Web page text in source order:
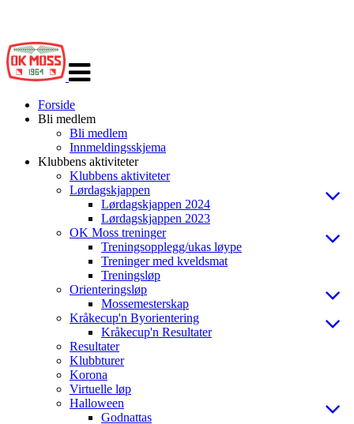
navigasjon
Forside
Bli medlem
Bli medlem
Innmeldingsskjema
Klubbens aktiviteter
Klubbens aktiviteter
Lørdagskjappen
Lørdagskjappen 2024
Lørdagskjappen 2023
OK Moss treninger
Treningsopplegg/ukas løype
Treninger med kveldsmat
Treningsløp
Orienteringsløp
Mossemesterskap
Kråkecup'n Byorientering
Kråkecup'n Resultater
Resultater
Klubbturer
Korona
Virtuelle løp
Halloween
Godnattas